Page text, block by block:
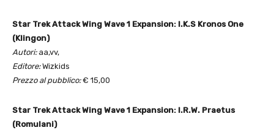
Star Trek Attack Wing Wave 1 Expansion: I.K.S Kronos One
(Klingon)
Autori:aa,vv,
Editore:Wizkids
Prezzo al pubblico:€ 15,00
Star Trek Attack Wing Wave 1 Expansion: I.R.W. Praetus
(Romulani)